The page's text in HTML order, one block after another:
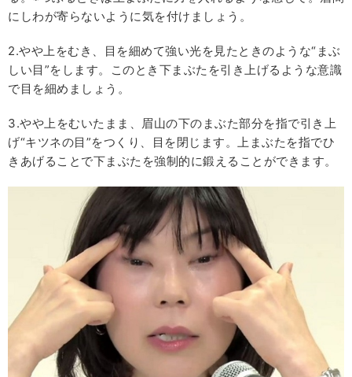
にしわが寄らないように気を付けましょう。
2.やや上をむき、目を細めて強い光を見たときのような“まぶ
しい目”をします。このとき下まぶたを引き上げるような意識
で目を細めましょう。
3.やや上をむいたまま、眉山の下のまぶた部分を指で引き上
げ“キツネの目”をつくり、目を閉じます。上まぶたを指でひ
きあげることで下まぶたを強制的に鍛えることができます。